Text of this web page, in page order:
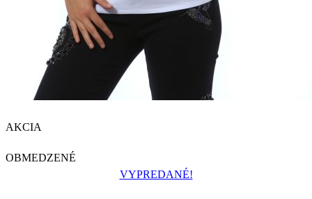
AKCIA
OBMEDZENÉ
VYPREDANÉ!